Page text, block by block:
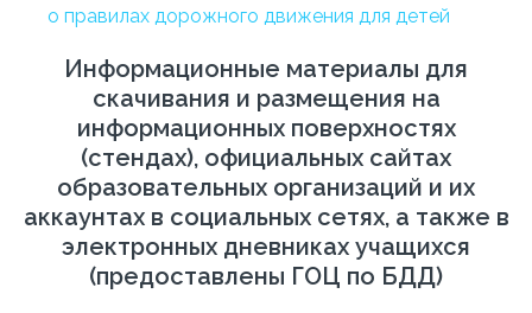
о правилах дорожного движения для детей
Информационные материалы для
скачивания и размещения на
информационных поверхностях
(стендах), официальных сайтах
образовательных организаций и их
аккаунтах в социальных сетях, а также в
электронных дневниках учащихся
(предоставлены ГОЦ по БДД)